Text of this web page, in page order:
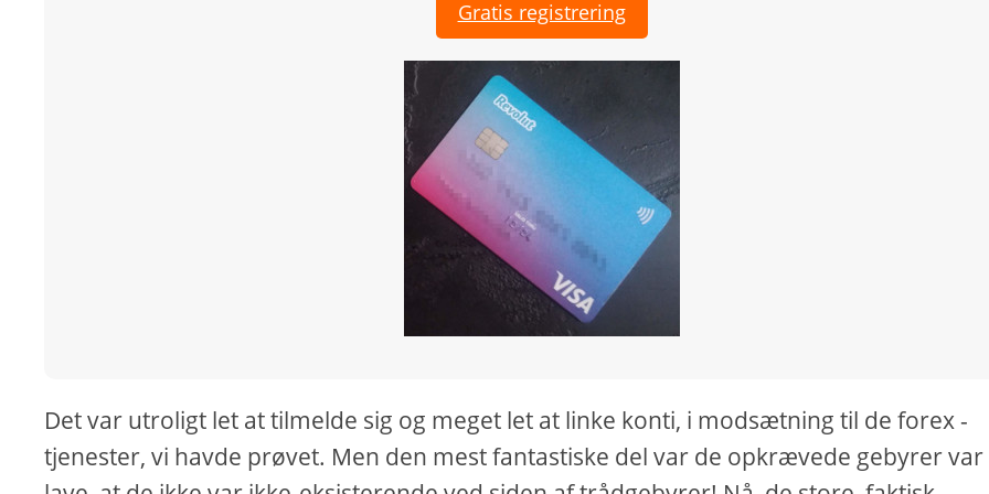
Gratis registrering
Det var utroligt let at tilmelde sig og meget let at linke konti, i modsætning til de forex -
tjenester, vi havde prøvet. Men den mest fantastiske del var de opkrævede gebyrer var